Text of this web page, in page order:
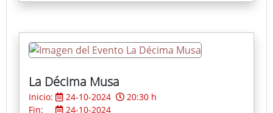
un gran catálogo, bucearemos en su memoria.
del dragón que vuela, otea y se lanza del cielo hacia
la tierra, los campos, las ciudades. Su éxito artístico
es el epítome del rigor analítico.
La Décima Musa
Inicio: 24-10-2024
20:30 h
Fin:
24-10-2024